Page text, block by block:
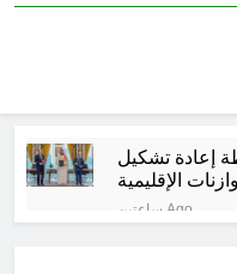
إعادة تشكيل
الإقليمية
ساعتين Ago